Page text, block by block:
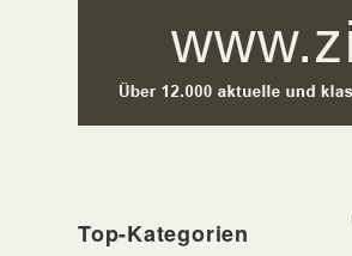
Top-Kategorien